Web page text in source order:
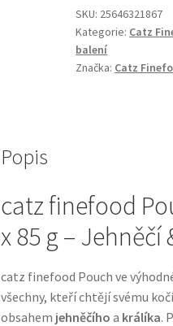
SKU: 25646321867
Kategorie: Catz
balení
Značka: Catz
Popis
catz finefood
x 85 g – Jehněčí
catz finefood Pouch ve
všechny, kteří chtějí svému
obsahem jehněčího a králíka.